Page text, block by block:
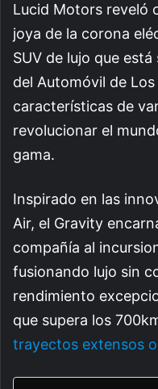
Lucid Motors reveló
joya de la corona
SUV de lujo que
del Automóvil de
características de
revolucionar el
gama.
Inspirado en las
Air, el Gravity
compañía al
fusionando lujo sin
rendimiento
que supera los
trayectos extensos